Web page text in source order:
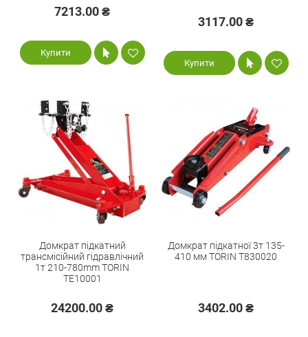
7213.00 ₴
Купити
3117.00 ₴
Купити
Домкрат підкатний
трансмісійний гідравлічний
1т 210-780mm TORIN
TE10001
24200.00 ₴
Домкрат підкатної 3т 135-
410 мм TORIN T830020
3402.00 ₴